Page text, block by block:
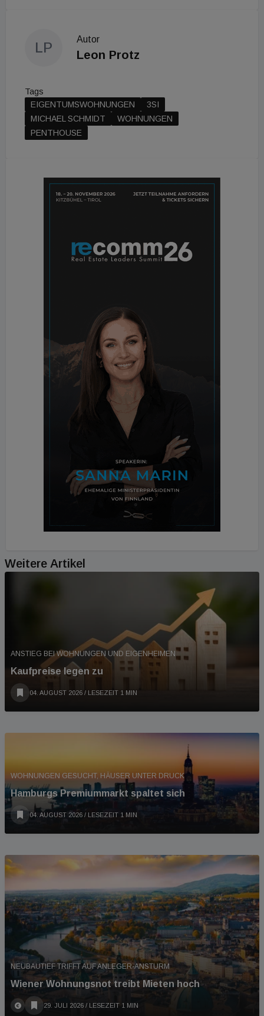
LP
Autor
Leon Protz
Tags
EIGENTUMSWOHNUNGEN
3SI
MICHAEL SCHMIDT
WOHNUNGEN
PENTHOUSE
Weitere Artikel
ANSTIEG BEI WOHNUNGEN UND EIGENHEIMEN
Kaufpreise legen zu
04. AUGUST 2026 / LESEZEIT 1 MIN
WOHNUNGEN GESUCHT, HÄUSER UNTER DRUCK
Hamburgs Premiummarkt spaltet sich
04. AUGUST 2026 / LESEZEIT 1 MIN
NEUBAUTIEF TRIFFT AUF ANLEGER-ANSTURM
Wiener Wohnungsnot treibt Mieten hoch
29. JULI 2026 / LESEZEIT 1 MIN